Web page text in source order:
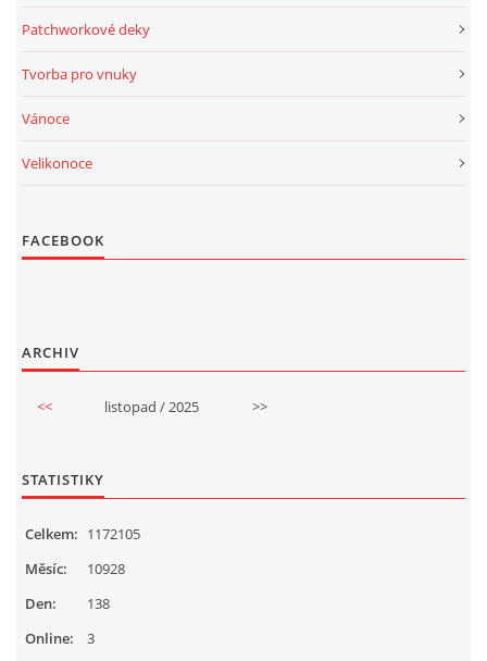
Patchworkové deky
Tvorba pro vnuky
Vánoce
Velikonoce
FACEBOOK
ARCHIV
<< listopad / 2025 >>
STATISTIKY
Online: 3
Celkem: 1172105
Měsíc:
10928
Den:
138